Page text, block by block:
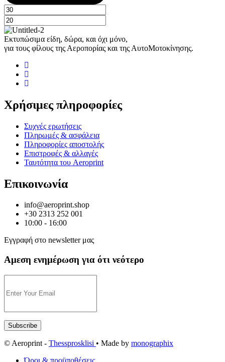
Εκτυπώσιμα είδη, δώρα, και όχι μόνο,
για τους φίλους της Αεροπορίας και της ΑυτοΜοτοκίνησης.
Χρήσιμες πληροφορίες
Συχνές ερωτήσεις
Πληρωμές & ασφάλεια
Πληροφορίες αποστολής
Επιστροφές & αλλαγές
Ταυτότητα του Aeroprint
Επικοινωνία
info@aeroprint.shop
+30 2313 252 001
10:00 - 16:00
Εγγραφή στο newsletter μας
Αμεση ενημέρωση για ότι νεότερο
© Aeroprint - Thessprosklisi • Made by monographix
Όροι & προϋποθέσεις